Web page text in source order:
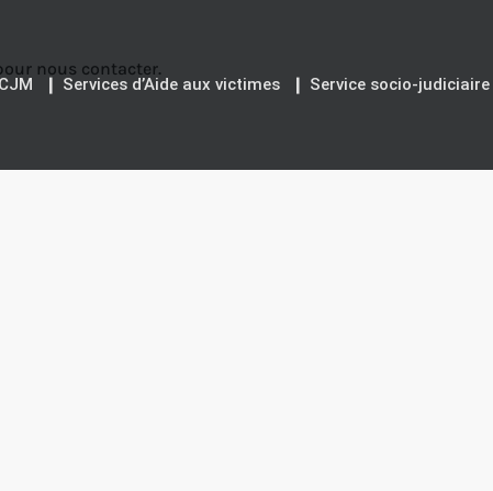
❙ Services d’Aide aux victimes ❙ Service socio-judiciaire
nous contacter.